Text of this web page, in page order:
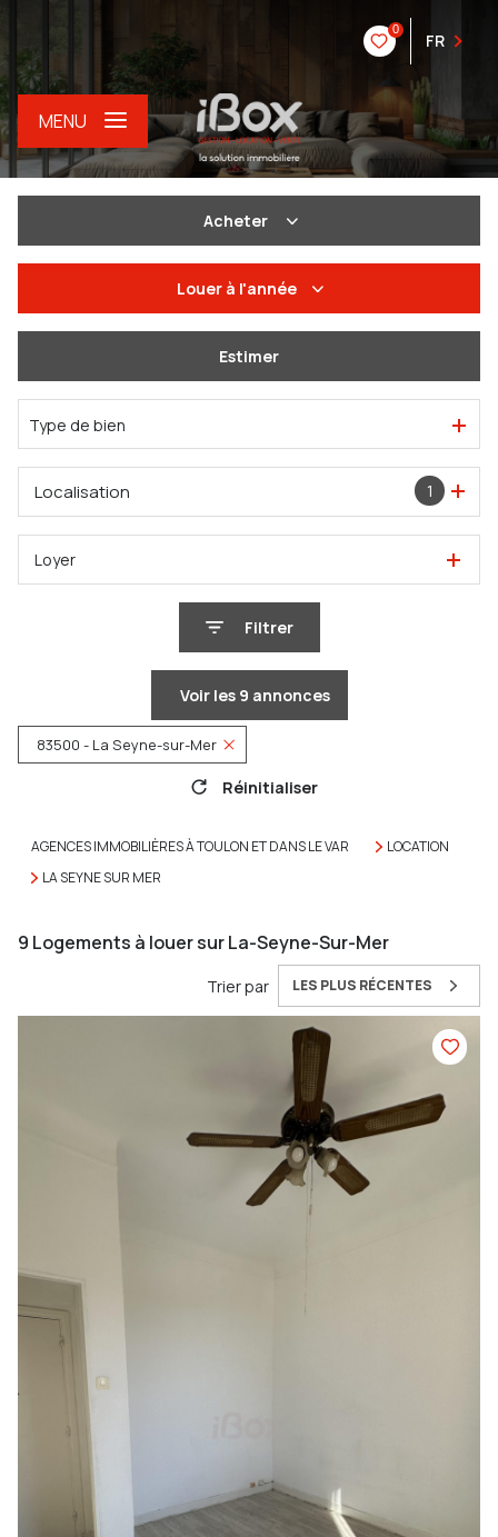
0
FR
MENU
Acheter
Du neuf
Louer à l'année
De l'immo pro
Estimer
Type de bien
1
Localisation
Loyer
Filtrer
Voir les 9 annonces
83500 - La Seyne-sur-Mer
Réinitialiser
AGENCES IMMOBILIÈRES À TOULON ET DANS LE VAR
LOCATION
LA SEYNE SUR MER
9 Logements à louer sur La-Seyne-Sur-Mer
Trier par LES PLUS RÉCENTES